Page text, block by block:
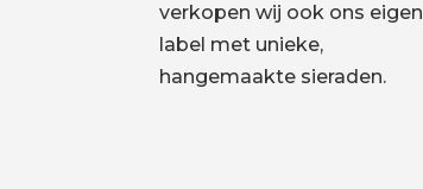
verkopen wij ook ons eigen
label met unieke,
hangemaakte sieraden.